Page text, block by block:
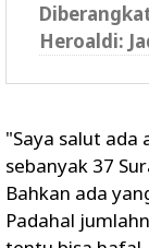
Heroaldi:
"Saya salut ada
sebanyak 37
Bahkan ada
Padahal